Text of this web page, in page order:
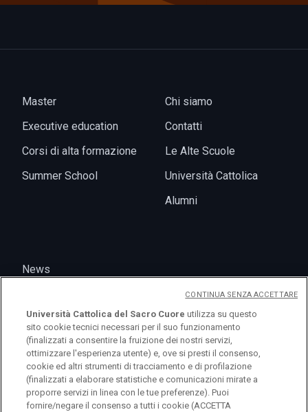
Master
Executive education
Corsi di alta formazione
Summer School
Chi siamo
Contatti
Le Alte Scuole
Università Cattolica
Alumni
News
Università Cattolica del Sacro Cuore utilizza su questo
sito cookie tecnici necessari per il suo funzionamento
(finalizzati a consentire la fruizione dei nostri servizi,
ottimizzare l'esperienza utente) e, ove si presti il consenso,
cookie ed altri strumenti di tracciamento e di profilazione
(finalizzati a elaborare statistiche e comunicazioni mirate a
proporre servizi in linea con le tue preferenze). Puoi
fornire/negare il consenso a tutti i cookie (ACCETTA
CONTINUA SENZA ACCETTARE